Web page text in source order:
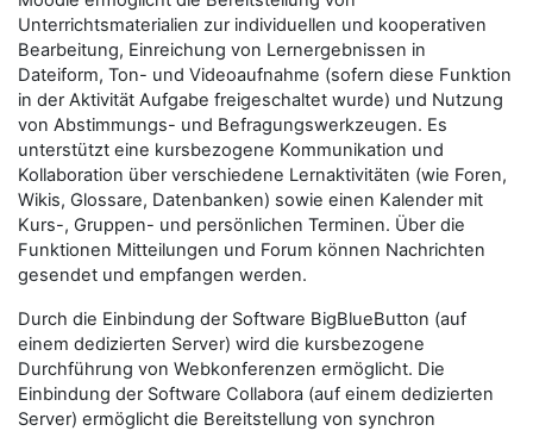
Unterrichtsmaterialien zur individuellen und kooperativen
Bearbeitung, Einreichung von Lernergebnissen in
Dateiform, Ton- und Videoaufnahme (sofern diese Funktion
in der Aktivität Aufgabe freigeschaltet wurde) und Nutzung
von Abstimmungs- und Befragungswerkzeugen. Es
unterstützt eine kursbezogene Kommunikation und
Kollaboration über verschiedene Lernaktivitäten (wie Foren,
Wikis, Glossare, Datenbanken) sowie einen Kalender mit
Kurs-, Gruppen- und persönlichen Terminen. Über die
Funktionen Mitteilungen und Forum können Nachrichten
gesendet und empfangen werden.
Durch die Einbindung der Software BigBlueButton (auf
einem dedizierten Server) wird die kursbezogene
Durchführung von Webkonferenzen ermöglicht. Die
Einbindung der Software Collabora (auf einem dedizierten
Server) ermöglicht die Bereitstellung von synchron